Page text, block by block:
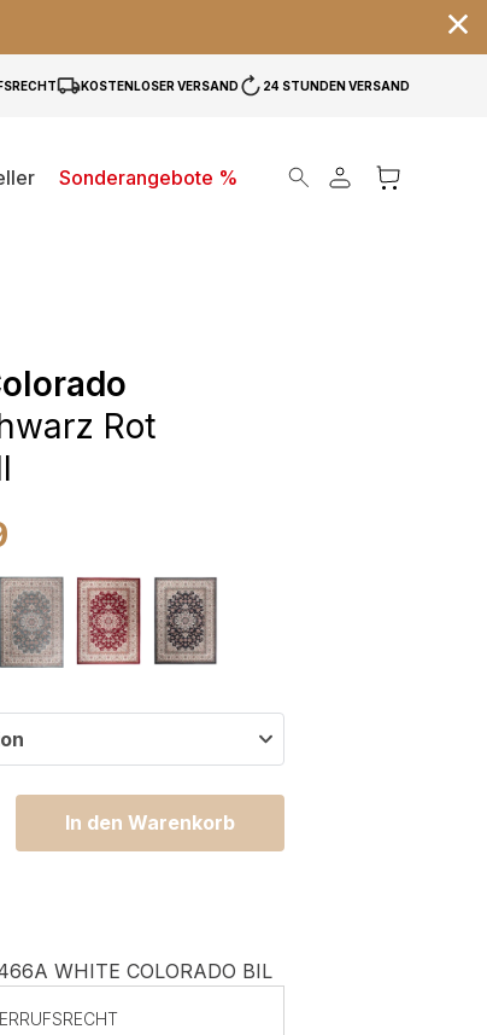
KOSTENLOSER VERSAND 24 STUNDEN VERSAND
Sonderangebote %
Products search
Rot
In den Warenkorb
WHITE COLORADO BIL